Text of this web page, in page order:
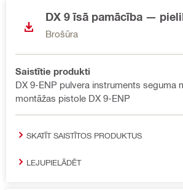
DX 9 īsā pamācība —
Brošūra
Saistītie produkti
DX 9-ENP pulvera instruments seguma
montāžas pistole DX 9-ENP
SKATĪT SAISTĪTOS PRODUKTUS
LEJUPIELĀDĒT